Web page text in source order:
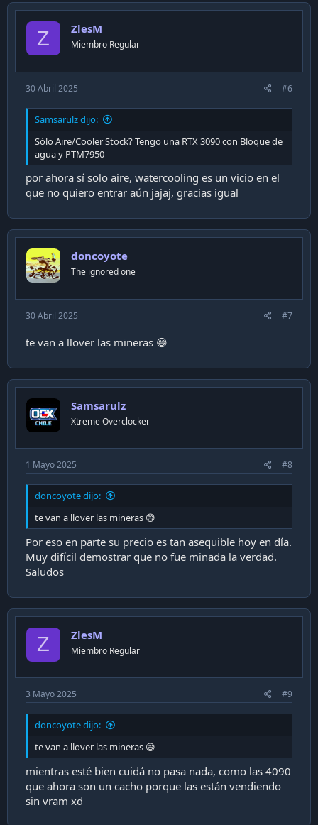
Z ZlesM
Miembro Regular
30 Abril 2025 #6
Samsarulz dijo:
Sólo Aire/Cooler Stock? Tengo una RTX 3090 con Bloque de
agua y PTM7950
por ahora sí solo aire, watercooling es un vicio en el
que no quiero entrar aún jajaj, gracias igual
doncoyote
The ignored one
30 Abril 2025 #7
te van a llover las mineras 😅
Samsarulz
Xtreme Overclocker
1 Mayo 2025 #8
doncoyote dijo:
te van a llover las mineras 😅
Por eso en parte su precio es tan asequible hoy en día.
Muy difícil demostrar que no fue minada la verdad.
Saludos
Z ZlesM
Miembro Regular
3 Mayo 2025 #9
doncoyote dijo:
te van a llover las mineras 😅
mientras esté bien cuidá no pasa nada, como las 4090
que ahora son un cacho porque las están vendiendo
sin vram xd